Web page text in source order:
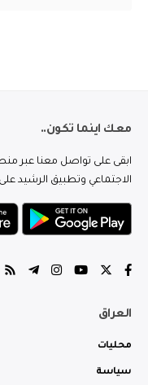
معك اينما تكون..
ابقى على تواصل معنا عبر
الاجتماعي وتطبيق الرشيد
العراق
محليات
سياسة